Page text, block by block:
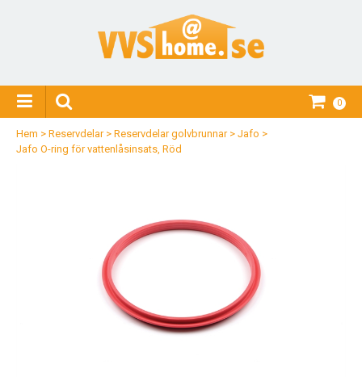
0
Hem > Reservdelar> Reservdelar golvbrunnar> Jafo >
Jafo O-ring för vattenlåsinsats, Röd